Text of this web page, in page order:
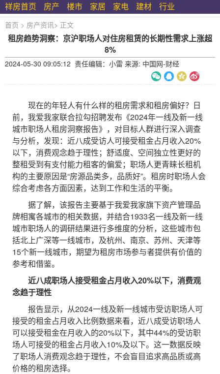
祥房首页 房产 楼市 家居 家电 建材 行业
首页 > 房产资讯> 正文
租房趋势洞察：京沪职场人对住房租赁的长期性需求上涨超
8%
2024-05-30 09:05:12 责任编辑：小雷 来源: 中国网-财经
现在的年轻人有什么样的租房需求和租房偏好？日
前，我爱我家联合拉勾招聘发布《2024年一线及新一线
城市职场人租房洞察报告》，对目标人群进行深入调查
与分析，发现：近八成受访人可接受租金占月收入20%
以下，消费观念趋于理性；舒适度、空间独立性更好的
整租受到有支付能力租客的偏爱；职场人更青睐长租机
构的主要原因是“房源品类多，品质好”。租房时职场人会
综合考虑各方面因素，达到工作和生活的平衡。
据了解，该报告主要基于我爱我家旗下资产管理品
牌相寓各城市的相关数据，并结合1933名一线及新一线
城市职场人的调研结果进行多维度的分析，这些城市包
括北上广深等一线城市，及杭州、南京、苏州、天津等
15个新一线城市，期望为租房市场参与者提供有价值的
参考和借鉴。
近八成职场人接受租金占月收入20%以下，消费观
念趋于理性
报告显示，从2024一线及新一线城市受访职场人可
接受的租金占月收入比例数据来看，近八成受访职场人
可以接受租金在月收入的20%以下，其中44%的受访职
场人可接受的租金占月收入10%及以下。这一数据反映
了职场人消费观念趋于理性，不会盲目追求高品质或高
价格的租房选择。